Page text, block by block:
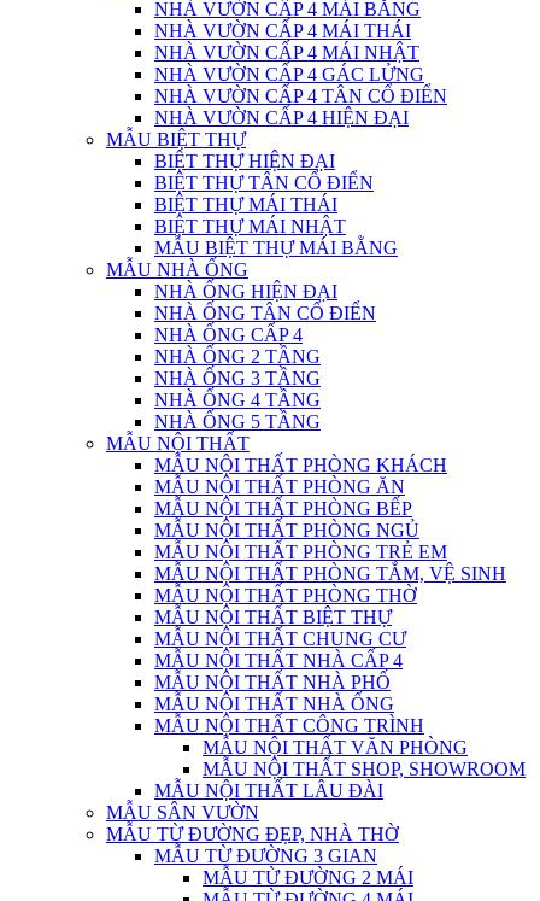
NHÀ VƯỜN CẤP 4 MÁI BẰNG
NHÀ VƯỜN CẤP 4 MÁI THÁI
NHÀ VƯỜN CẤP 4 MÁI NHẬT
NHÀ VƯỜN CẤP 4 GÁC LỬNG
NHÀ VƯỜN CẤP 4 TÂN CỔ ĐIỂN
NHÀ VƯỜN CẤP 4 HIỆN ĐẠI
MẪU BIỆT THỰ
BIỆT THỰ HIỆN ĐẠI
BIỆT THỰ TÂN CỔ ĐIỂN
BIỆT THỰ MÁI THÁI
BIỆT THỰ MÁI NHẬT
MẪU BIỆT THỰ MÁI BẰNG
MẪU NHÀ ỐNG
NHÀ ỐNG HIỆN ĐẠI
NHÀ ỐNG TÂN CỔ ĐIỂN
NHÀ ỐNG CẤP 4
NHÀ ỐNG 2 TẦNG
NHÀ ỐNG 3 TẦNG
NHÀ ỐNG 4 TẦNG
NHÀ ỐNG 5 TẦNG
MẪU NỘI THẤT
MẪU NỘI THẤT PHÒNG KHÁCH
MẪU NỘI THẤT PHÒNG ĂN
MẪU NỘI THẤT PHÒNG BẾP
MẪU NỘI THẤT PHÒNG NGỦ
MẪU NỘI THẤT PHÒNG TRẺ EM
MẪU NỘI THẤT PHÒNG TẮM, VỆ SINH
MẪU NỘI THẤT PHÒNG THỜ
MẪU NỘI THẤT BIỆT THỰ
MẪU NỘI THẤT CHUNG CƯ
MẪU NỘI THẤT NHÀ CẤP 4
MẪU NỘI THẤT NHÀ PHỐ
MẪU NỘI THẤT NHÀ ỐNG
MẪU NỘI THẤT CÔNG TRÌNH
MẪU NỘI THẤT VĂN PHÒNG
MẪU NỘI THẤT SHOP, SHOWROOM
MẪU NỘI THẤT LÂU ĐÀI
MẪU SÂN VƯỜN
MẪU TỪ ĐƯỜNG ĐẸP, NHÀ THỜ
MẪU TỪ ĐƯỜNG 3 GIAN
MẪU TỪ ĐƯỜNG 2 MÁI